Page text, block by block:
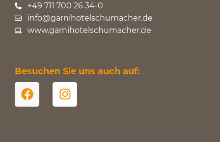
+49 711 700 26 34-0
info@garnihotelschumacher.de
www.garnihotelschumacher.de
Besuchen Sie uns auch auf: